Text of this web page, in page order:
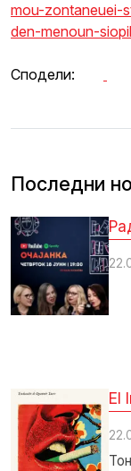
mou-zontaneuei-
den-menoun-
Сподели:
Последни
El